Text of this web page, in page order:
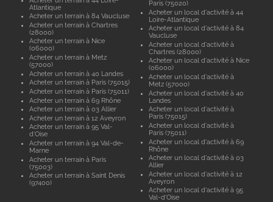
Atlantique
Acheter un terrain à 84 Vaucluse
Acheter un terrain à Chartres
(28000)
Acheter un terrain à Nice
(06000)
Acheter un terrain à Metz
(57000)
Acheter un terrain à 40 Landes
Acheter un terrain à Paris (75015)
Acheter un terrain à Paris (75011)
Acheter un terrain à 69 Rhône
Acheter un terrain à 03 Allier
Acheter un terrain à 12 Aveyron
Acheter un terrain à 95 Val-
d'Oise
Acheter un terrain à 94 Val-de-
Marne
Acheter un terrain à Paris
(75003)
Acheter un terrain à Saint Denis
(97400)
Paris (75020)
Acheter un local d'activité à 44
Loire-Atlantique
Acheter un local d'activité à 84
Vaucluse
Acheter un local d'activité à
Chartres (28000)
Acheter un local d'activité à Nice
(06000)
Acheter un local d'activité à
Metz (57000)
Acheter un local d'activité à 40
Landes
Acheter un local d'activité à
Paris (75015)
Acheter un local d'activité à
Paris (75011)
Acheter un local d'activité à 69
Rhône
Acheter un local d'activité à 03
Allier
Acheter un local d'activité à 12
Aveyron
Acheter un local d'activité à 95
Val-d'Oise